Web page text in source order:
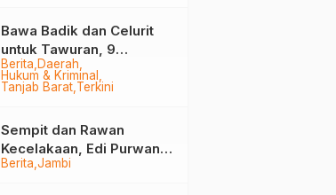
Berita Daerah
Hukum & Kriminal
Tanjab Barat Terkini
Bawa Badik dan Celurit
untuk Tawuran, 9
Anggota Geng Motor di
Tanjab Barat Diringkus
Berita Jambi
Sempit dan Rawan
Kecelakaan, Edi Purwanto
Targetkan Jalan Lintas